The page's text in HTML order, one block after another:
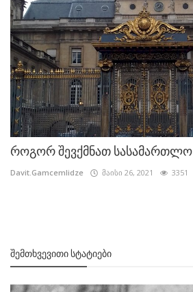
როგორ შევქმნათ სასამართლო
Davit.Gamcemlidze მაისი 26, 2021 3351
ᲨᲔᲛᲗᲮᲕᲔᲕᲘᲗᲘ ᲡᲢᲐᲢᲘᲔᲑᲘ